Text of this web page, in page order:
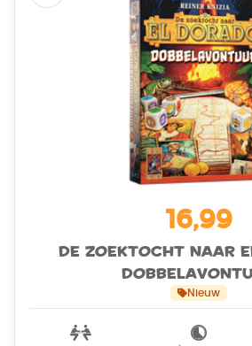
16,99
De Zoektocht naar
Nieuw